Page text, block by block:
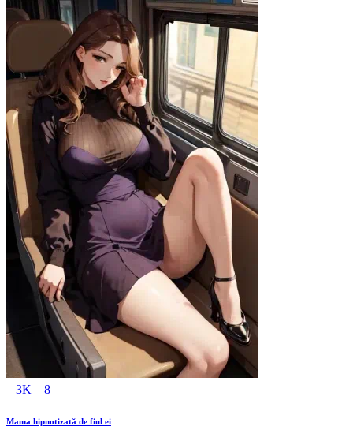
3K 8
Mama hipnotizată de fiul ei